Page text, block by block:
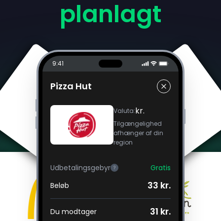
planlagt
9:41
Pizza Hut
Valuta:kr.
Tilgængelighed
afhænger af din
region
Udbetalingsgebyr ?
Gratis
Beløb
33 kr.
Du modtager 31 kr.